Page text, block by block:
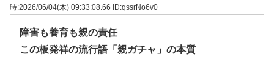
時:2026/06/04(木) 09:33:08.66
ID:qssrNo6v0
障害も養育も親の責任
この板発祥の流行語「親ガチャ」の本質